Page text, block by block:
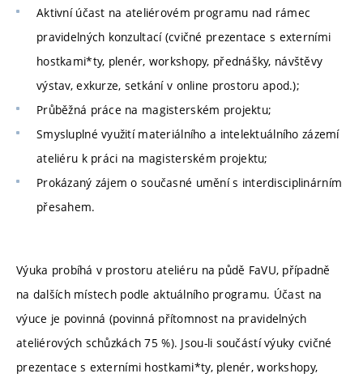
Aktivní účast na ateliérovém programu nad rámec
pravidelných konzultací (cvičné prezentace s externími
hostkami*ty, plenér, workshopy, přednášky, návštěvy
výstav, exkurze, setkání v online prostoru apod.);
Průběžná práce na magisterském projektu;
Smysluplné využití materiálního a intelektuálního zázemí
ateliéru k práci na magisterském projektu;
Prokázaný zájem o současné umění s interdisciplinárním
přesahem.
Výuka probíhá v prostoru ateliéru na půdě FaVU, případně
na dalších místech podle aktuálního programu. Účast na
výuce je povinná (povinná přítomnost na pravidelných
ateliérových schůzkách 75 %). Jsou-li součástí výuky cvičné
prezentace s externími hostkami*ty, plenér, workshopy,